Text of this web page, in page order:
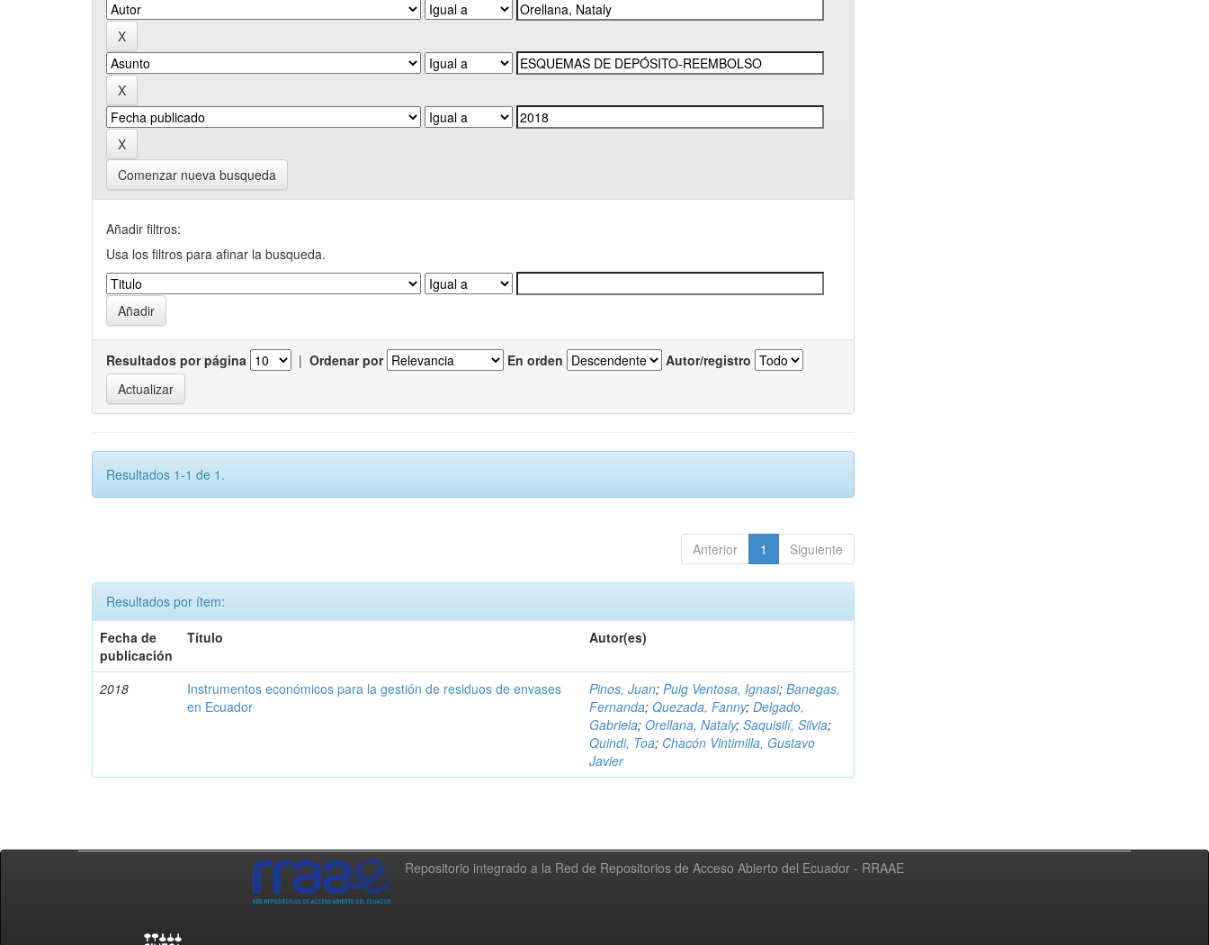
Comenzar nueva busqueda
Añadir filtros:
Usa los filtros para afinar la busqueda.
Resultados por página | Ordenar por En orden Autor/registro
Resultados 1-1 de 1.
Anterior 1 Siguiente
Resultados por ítem:
Fecha de
publicación
Título Autor(es)
2018
Instrumentos económicos para la gestión de residuos de envases
en Ecuador
Pinos, Juan;Puig Ventosa, Ignasi;Banegas,
Fernanda;Quezada, Fanny;Delgado,
Gabriela;Orellana, Nataly;Saquisilí, Silvia;
Quindi, Toa; Chacón Vintimilla, Gustavo
Javier
Repositorio integrado a la Red de Repositorios de Acceso Abierto del Ecuador - RRAAE